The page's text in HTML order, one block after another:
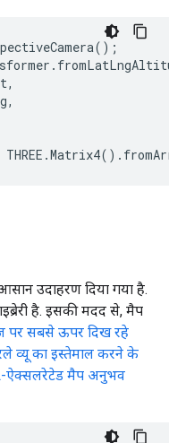
();
.
,
,
THREE .Matrix4().
उदाहरण दिया गया है.
है. इसकी मदद से, मैप
पर सबसे ऊपर दिख रहे
व्यू का इस्तेमाल करने के
ऐक्सलरेटेड मैप अनुभव